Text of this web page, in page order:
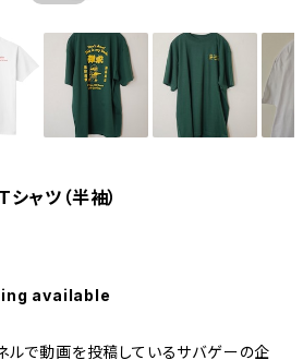
ャツ（半袖）
available
ルで動画を投稿しているサバゲーの企